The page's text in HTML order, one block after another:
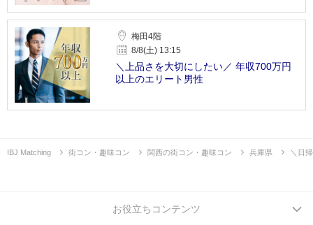
梅田4階
8/8(土) 13:15
＼上品さを大切にしたい／ 年収700万円
以上のエリート男性
IBJ Matching 街コン・趣味コン 関西の街コン・趣味コン 兵庫県 ＼日
お役立ちコンテンツ